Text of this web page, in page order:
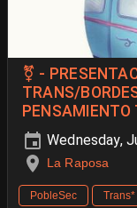
⚧ -
TRANS/
PENSAMIENTO
Wednesday,
La Raposa
PobleSec Trans*